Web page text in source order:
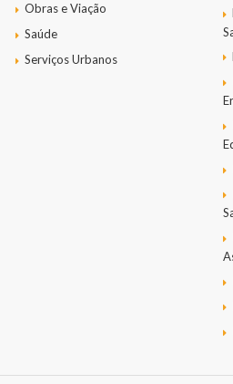
Obras e Viação
Saúde
Serviços Urbanos